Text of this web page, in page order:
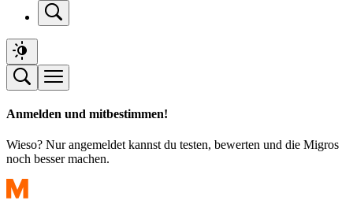
Anmelden und mitbestimmen!
Wieso? Nur angemeldet kannst du testen, bewerten und die Migros
noch besser machen.